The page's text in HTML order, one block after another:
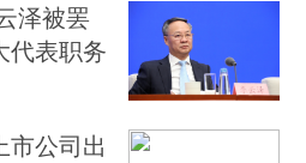
泽被罢
代表职务
市公司出